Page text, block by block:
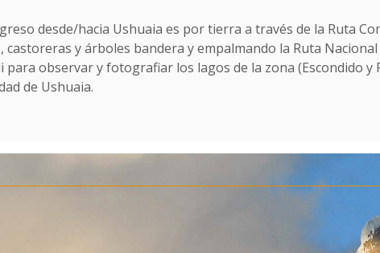
desde/hacia Ushuaia es por tierra a través de la Ruta
castoreras y árboles bandera y empalmando la Ruta
para observar y fotografiar los lagos de la zona (Escondido
de Ushuaia.